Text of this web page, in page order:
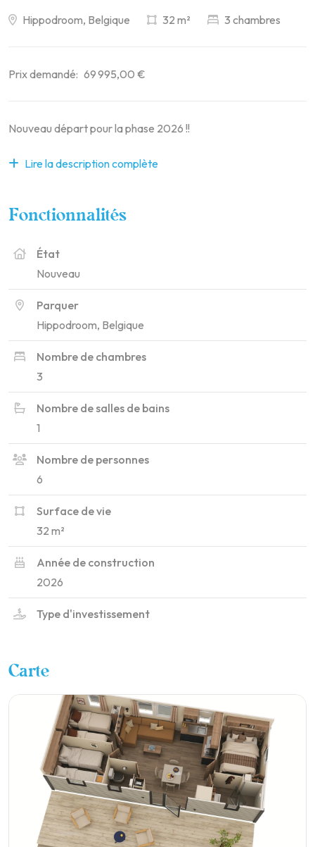
Hippodroom, Belgique 32 m² 3 chambres
Prix demandé: 69 995,00 €
Nouveau départ pour la phase 2026 !!
Lire la description complète
Fonctionnalités
État
Nouveau
Parquer
Hippodroom, Belgique
Nombre de chambres
3
Nombre de salles de bains
1
Nombre de personnes
6
Surface de vie
32 m²
Année de construction
2026
Type d'investissement
Carte